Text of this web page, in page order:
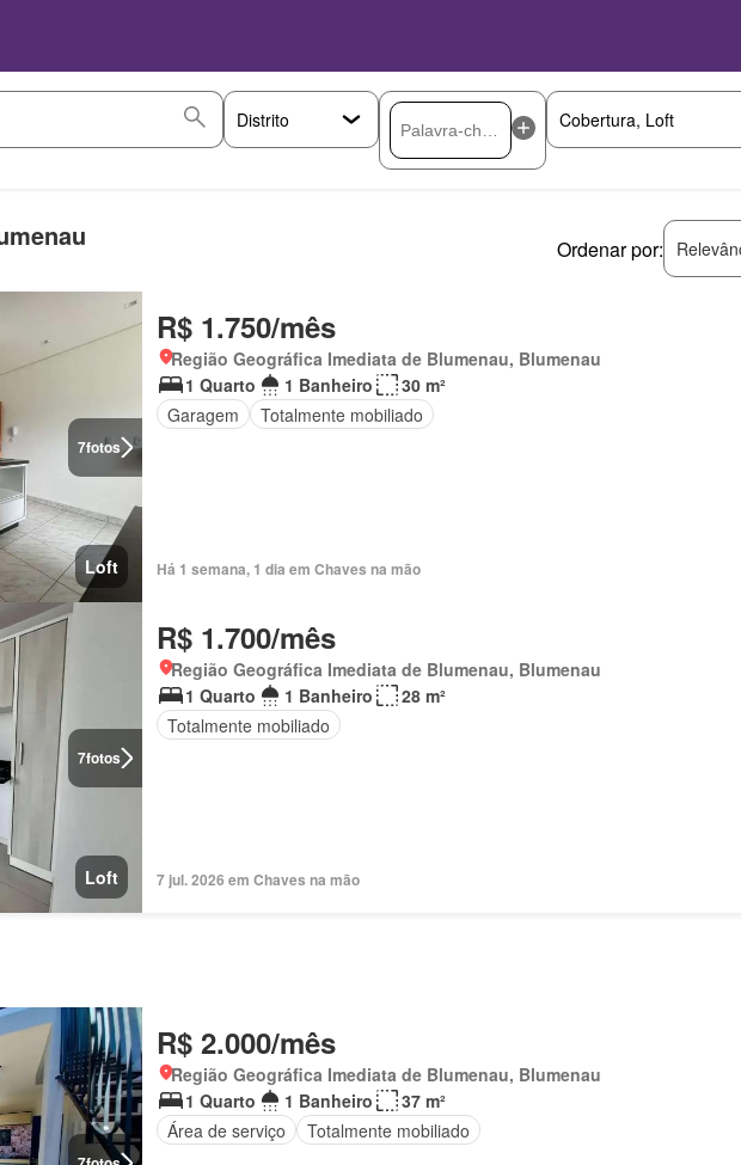
Ordenar por:
7fotos
Loft
R$ 1.750/mês
Região Geográfica Imediata de Blumenau, Blumenau
1 Quarto
1 Banheiro
30 m²
Garagem
Totalmente mobiliado
Há 1 semana, 1 dia em Chaves na mão
7fotos
Loft
R$ 1.700/mês
Região Geográfica Imediata de Blumenau, Blumenau
1 Quarto
1 Banheiro
28 m²
Totalmente mobiliado
7 jul. 2026 em Chaves na mão
R$ 2.000/mês
Região Geográfica Imediata de Blumenau, Blumenau
1 Quarto
1 Banheiro
37 m²
Área de serviço
Totalmente mobiliado